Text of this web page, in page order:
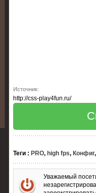
Источник:
http://css-play4fun.ru/
Теги : PRO, high fps, Конфиг,
Уважаемый